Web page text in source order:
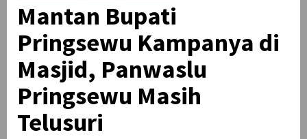
Mantan Bupati
Pringsewu Kampanya di
Masjid, Panwaslu
Pringsewu Masih
Telusuri